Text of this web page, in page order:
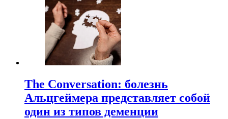
The Conversation: болезнь
Альцгеймера представляет собой
один из типов деменции